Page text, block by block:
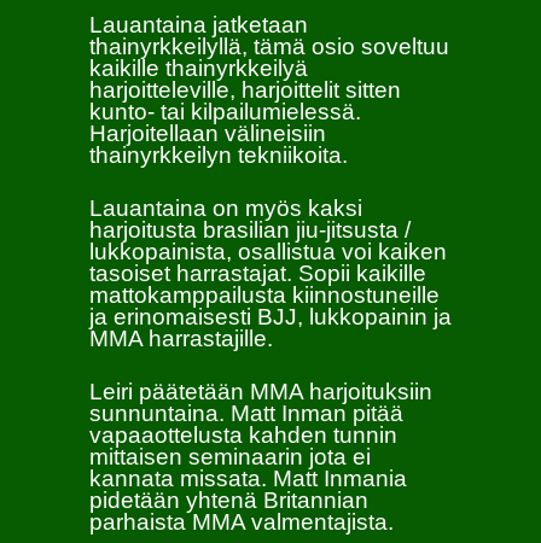
Lauantaina jatketaan
thainyrkkeilyllä, tämä osio soveltuu
kaikille thainyrkkeilyä
harjoitteleville, harjoittelit sitten
kunto- tai kilpailumielessä.
Harjoitellaan välineisiin
thainyrkkeilyn tekniikoita.
Lauantaina on myös kaksi
harjoitusta brasilian jiu-jitsusta /
lukkopainista, osallistua voi kaiken
tasoiset harrastajat. Sopii kaikille
mattokamppailusta kiinnostuneille
ja erinomaisesti BJJ, lukkopainin ja
MMA harrastajille.
Leiri päätetään MMA harjoituksiin
sunnuntaina. Matt Inman pitää
vapaaottelusta kahden tunnin
mittaisen seminaarin jota ei
kannata missata. Matt Inmania
pidetään yhtenä Britannian
parhaista MMA valmentajista.